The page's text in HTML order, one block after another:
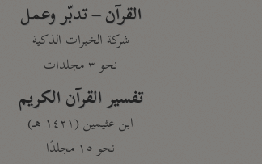
القرآن – تدبّر وعمل
شركة الخبرات الذكية
نحو ٣ مجلدات
تفسير القرآن الكريم
ابن عثيمين (١٤٢١ هـ)
نحو ١٥ مجلدًا